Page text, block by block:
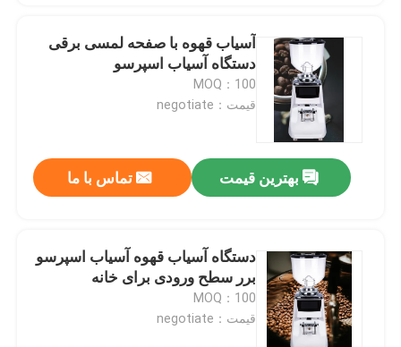
آسیاب قهوه با صفحه لمسی برقی
دستگاه آسیاب اسپرسو
MOQ：100
قیمت：negotiate
بهترین قیمت تماس با ما
دستگاه آسیاب قهوه آسیاب اسپرسو
برر سطح ورودی برای خانه
MOQ：100
قیمت：negotiate